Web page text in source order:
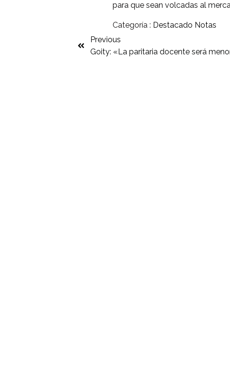
para que sean volcadas al
Categoría : Destacado Notas
Previous
Goity: «La paritaria docente será